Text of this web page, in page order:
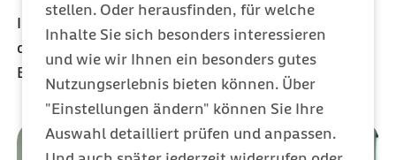
stellen. Oder herausfinden, für welche
Inhalte Sie sich besonders interessieren
und wie wir Ihnen ein besonders gutes
Nutzungserlebnis bieten können. Über
"Einstellungen ändern" können Sie Ihre
Auswahl detailliert prüfen und anpassen.
Informieren Sie sich über unser Selbstverständnis,
die Arbeit unserer Gremien und die aktuellen
Entwicklungen bei der Barmer.